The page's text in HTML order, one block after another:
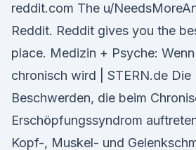
reddit.com The u/
Reddit. Reddit gives you the
place. Medizin + Psyche:
chronisch wird | STERN.de Die
Beschwerden, die beim
Erschöpfungssyndrom
Kopf-, Muskel- und